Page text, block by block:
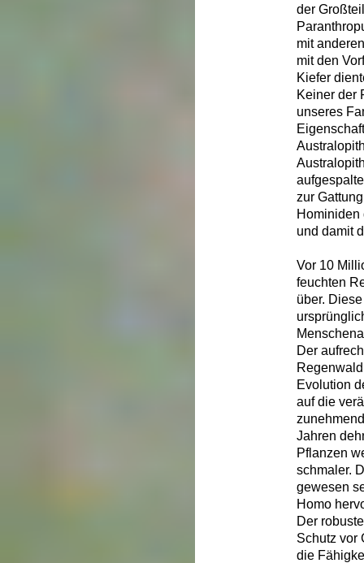
der
mit
mit den
Kiefer
Keiner der
unseres
zur
Hominiden
und damit
Vor 10
feuchten
über.
Der
Evolution
auf die
Jahren
Pflanzen
schmaler.
gewesen
Homo
Der
Schutz vor
die